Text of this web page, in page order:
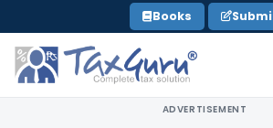
to
content
Books
ADVERTISEMENT